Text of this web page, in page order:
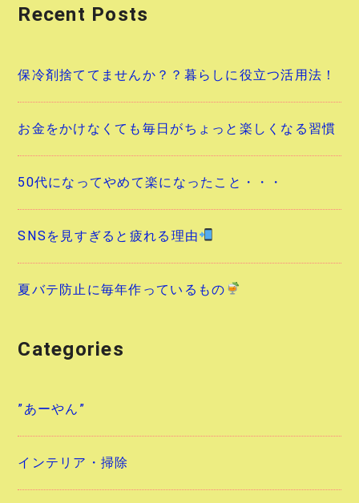
ョ
Recent Posts
保冷剤捨ててませんか？？暮らしに役立つ活用法！
お金をかけなくても毎日がちょっと楽しくなる習慣
50代になってやめて楽になったこと・・・
SNSを見すぎると疲れる理由
夏バテ防止に毎年作っているもの
Categories
”あーやん”
インテリア・掃除